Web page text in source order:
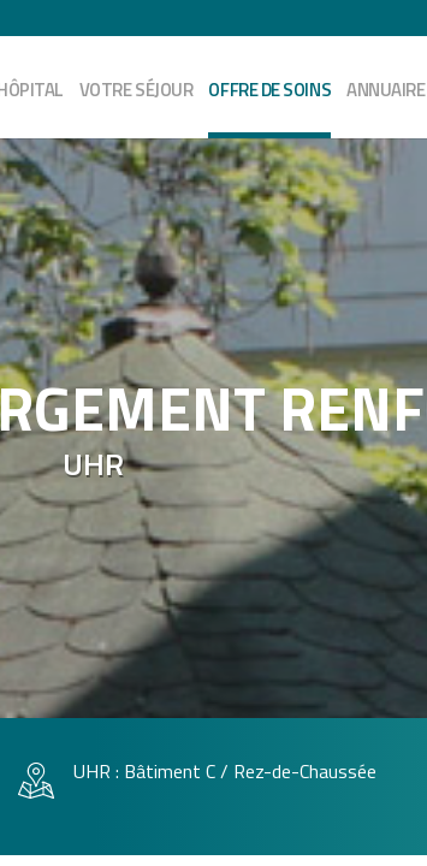
VOTRE SÉJOUR OFFRE DE SOINS ANNUAIRE
UHR
UHR : Bâtiment C / Rez-de-Chaussée